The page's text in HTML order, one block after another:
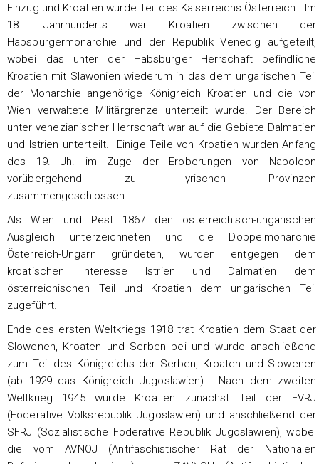
Einzug und Kroatien wurde Teil des Kaiserreichs Österreich. Im
18. Jahrhunderts war Kroatien zwischen der
Habsburgermonarchie und der Republik Venedig aufgeteilt,
wobei das unter der Habsburger Herrschaft befindliche
Kroatien mit Slawonien wiederum in das dem ungarischen Teil
der Monarchie angehörige Königreich Kroatien und die von
Wien verwaltete Militärgrenze unterteilt wurde. Der Bereich
unter venezianischer Herrschaft war auf die Gebiete Dalmatien
und Istrien unterteilt. Einige Teile von Kroatien wurden Anfang
des 19. Jh. im Zuge der Eroberungen von Napoleon
vorübergehend zu Illyrischen Provinzen
zusammengeschlossen.
Als Wien und Pest 1867 den österreichisch-ungarischen
Ausgleich unterzeichneten und die Doppelmonarchie
Österreich-Ungarn gründeten, wurden entgegen dem
kroatischen Interesse Istrien und Dalmatien dem
österreichischen Teil und Kroatien dem ungarischen Teil
zugeführt.
Ende des ersten Weltkriegs 1918 trat Kroatien dem Staat der
Slowenen, Kroaten und Serben bei und wurde anschließend
zum Teil des Königreichs der Serben, Kroaten und Slowenen
(ab 1929 das Königreich Jugoslawien). Nach dem zweiten
Weltkrieg 1945 wurde Kroatien zunächst Teil der FVRJ
(Föderative Volksrepublik Jugoslawien) und anschließend der
SFRJ (Sozialistische Föderative Republik Jugoslawien), wobei
die vom AVNOJ (Antifaschistischer Rat der Nationalen